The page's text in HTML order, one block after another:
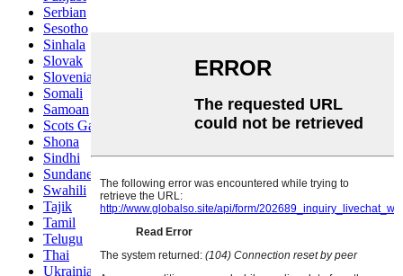
Serbian
Sesotho
Sinhala
Slovak
Slovenian
Somali
Samoan
Scots Gaelic
Shona
Sindhi
Sundanese
Swahili
Tajik
Tamil
Telugu
Thai
Ukrainian